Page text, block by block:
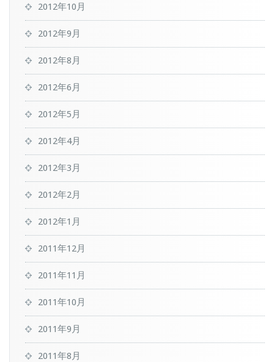
2012年10月
2012年9月
2012年8月
2012年6月
2012年5月
2012年4月
2012年3月
2012年2月
2012年1月
2011年12月
2011年11月
2011年10月
2011年9月
2011年8月